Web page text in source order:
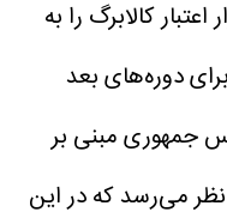
کالابرگ را به
دوره‌های بعد
جمهوری مبنی بر
نظر می‌رسد که در این